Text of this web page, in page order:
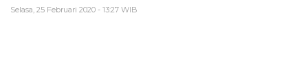
Selasa, 25 Februari 2020 - 13:27 WIB